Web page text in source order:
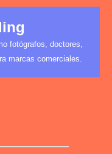
fotógrafos, doctores,
marcas comerciales.